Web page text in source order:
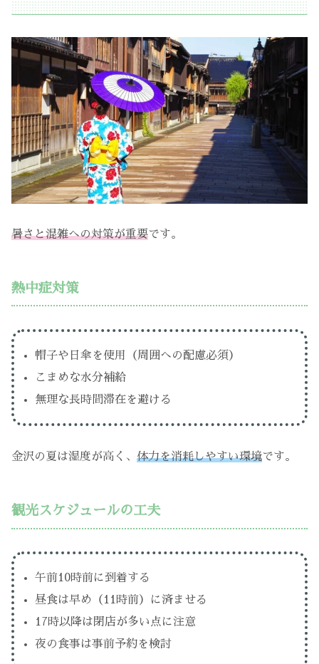
暑さと混雑への対策が重要です。
熱中症対策
帽子や日傘を使用（周囲への配慮必須）
こまめな水分補給
無理な長時間滞在を避ける
金沢の夏は湿度が高く、 体力を消耗しやすい環境です。
観光スケジュールの工夫
午前10時前に到着する
昼食は早め（11時前）に済ませる
17時以降は閉店が多い点に注意
夜の食事は事前予約を検討